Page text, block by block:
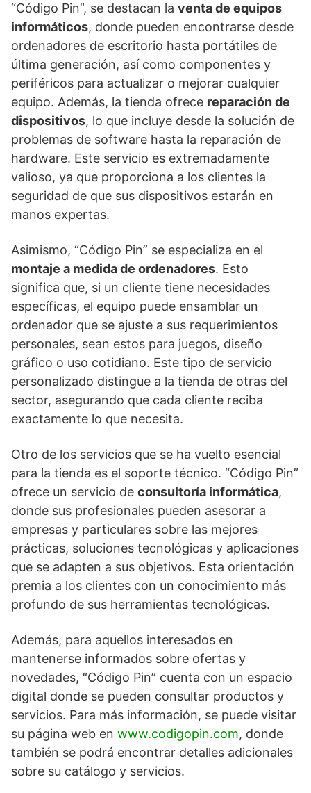
“Código Pin”, se destacan la venta de equipos
informáticos, donde pueden encontrarse desde
ordenadores de escritorio hasta portátiles de
última generación, así como componentes y
periféricos para actualizar o mejorar cualquier
equipo. Además, la tienda ofrece reparación de
dispositivos, lo que incluye desde la solución de
problemas de software hasta la reparación de
hardware. Este servicio es extremadamente
valioso, ya que proporciona a los clientes la
seguridad de que sus dispositivos estarán en
manos expertas.
Asimismo, “Código Pin” se especializa en el
montaje a medida de ordenadores. Esto
significa que, si un cliente tiene necesidades
específicas, el equipo puede ensamblar un
ordenador que se ajuste a sus requerimientos
personales, sean estos para juegos, diseño
gráfico o uso cotidiano. Este tipo de servicio
personalizado distingue a la tienda de otras del
sector, asegurando que cada cliente reciba
exactamente lo que necesita.
Otro de los servicios que se ha vuelto esencial
para la tienda es el soporte técnico. “Código Pin”
ofrece un servicio de consultoría informática,
donde sus profesionales pueden asesorar a
empresas y particulares sobre las mejores
prácticas, soluciones tecnológicas y aplicaciones
que se adapten a sus objetivos. Esta orientación
premia a los clientes con un conocimiento más
profundo de sus herramientas tecnológicas.
Además, para aquellos interesados en
mantenerse informados sobre ofertas y
novedades, “Código Pin” cuenta con un espacio
digital donde se pueden consultar productos y
servicios. Para más información, se puede visitar
su página web en www.codigopin.com, donde
también se podrá encontrar detalles adicionales
sobre su catálogo y servicios.